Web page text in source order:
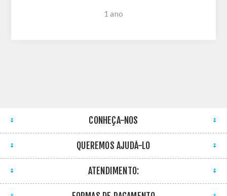
1 ano
CONHEÇA-NOS
QUEREMOS AJUDÁ-LO
ATENDIMENTO: